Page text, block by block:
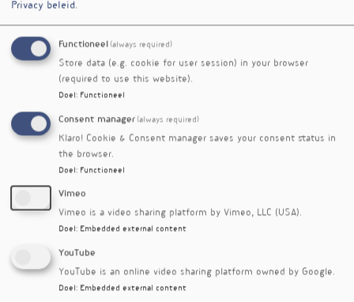
Ayurveda als gezondheidssysteem werd steeds
bekender. Met de voortdurende groei van het
klantenbestand werd ook het aantal producten
verder uitgebreid. Door goed te luisteren naar
onze klanten ontstond een assortiment
ontwikkeld vanuit de branchebehoefte. In de
loop der jaren is de firma uitgegroeid tot een
erkende en betrouwbare partner voor iedereen
die – al dan niet beroepsmatig – met
gezondheid bezig is.
Oprichting Holistic Health Products, de
voorloper van Holisan BV
Introductie van 24 kruidenoliën voor
massage
1993:
Uitbreiding van het assortiment met
Clark-producten
Privacy beleid.
Functioneel (always required)
Store data (e.g. cookie for user session) in your browser
(required to use this website).
Doel : Functioneel
Consent manager (always required)
Klaro! Cookie & Consent manager saves your consent status in
the browser.
Doel : Functioneel
Vimeo
Vimeo is a video sharing platform by Vimeo, LLC (USA).
Doel : Embedded external content
YouTube
YouTube is an online video sharing platform owned by Google.
Doel : Embedded external content